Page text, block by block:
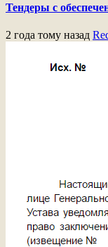
Тендеры с
2 года тому назад